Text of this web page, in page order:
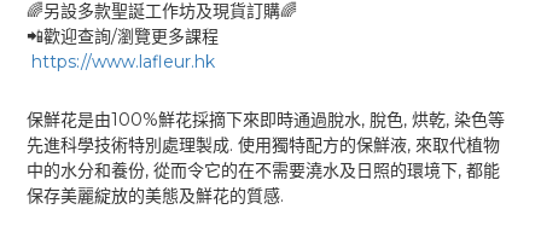
🌈另設多款聖誕工作坊及現貨訂購🌈
📲歡迎查詢/瀏覽更多課程
https://www.lafleur.hk
保鮮花是由100%鮮花採摘下來即時通過脫水, 脫色, 烘乾, 染色等
先進科學技術特別處理製成. 使用獨特配方的保鮮液, 來取代植物
中的水分和養份, 從而令它的在不需要澆水及日照的環境下, 都能
保存美麗綻放的美態及鮮花的質感.